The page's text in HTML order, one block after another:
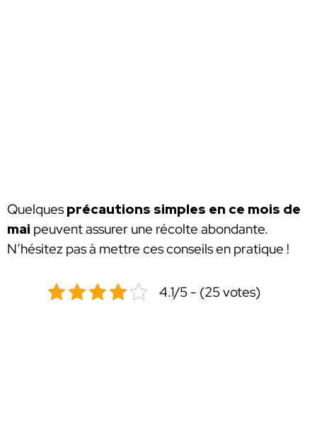
Quelques précautions simples en ce mois de
mai peuvent assurer une récolte abondante.
N’hésitez pas à mettre ces conseils en pratique !
4.1/5 - (25 votes)